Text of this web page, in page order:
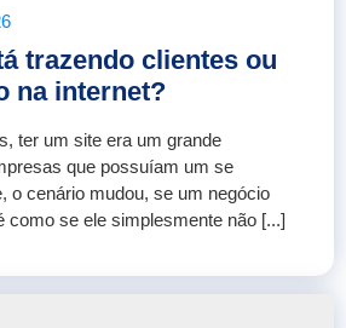
trazendo clientes ou
na internet?
ter um site era um grande
que possuíam um se
o cenário mudou, se um negócio
como se ele simplesmente não [...]